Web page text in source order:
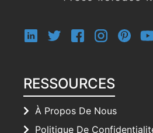
RESSOURCES
À Propos De Nous
Politique De